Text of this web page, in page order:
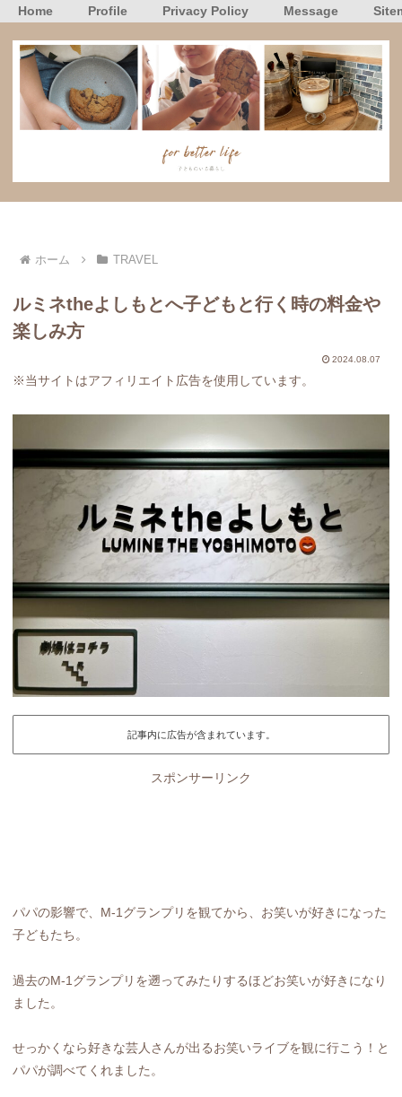
Home Profile Privacy Policy Message
ホーム TRAVEL
ルミネtheよしもとへ子どもと行く時の料金や
楽しみ方
2024.08.07
※当サイトはアフィリエイト広告を使用しています。
記事内に広告が含まれています。
スポンサーリンク
パパの影響で、M-1グランプリを観てから、お笑いが好きになった
子どもたち。
過去のM-1グランプリを遡ってみたりするほどお笑いが好きになり
ました。
せっかくなら好きな芸人さんが出るお笑いライブを観に行こう！と
パパが調べてくれました。